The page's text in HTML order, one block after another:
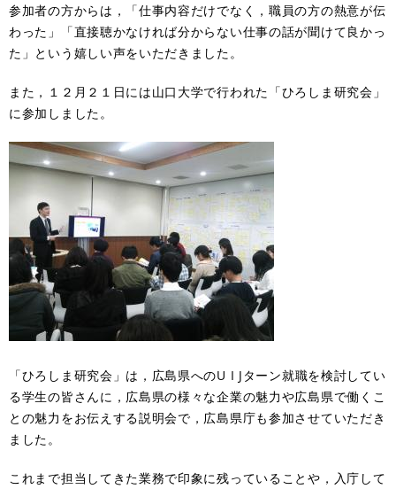
参加者の方からは，「仕事内容だけでなく，職員の方の熱意が伝
わった」「直接聴かなければ分からない仕事の話が聞けて良かっ
た」という嬉しい声をいただきました。
また，１２月２１日には山口大学で行われた「ひろしま研究会」
に参加しました。
「ひろしま研究会」は，広島県へのU I Jターン就職を検討してい
る学生の皆さんに，広島県の様々な企業の魅力や広島県で働くこ
との魅力をお伝えする説明会で，広島県庁も参加させていただき
ました。
これまで担当してきた業務で印象に残っていることや，入庁して